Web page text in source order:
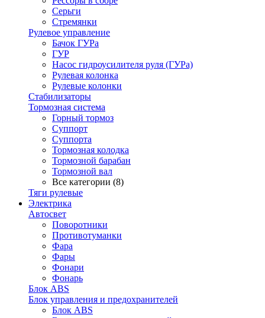
Серьги
Стремянки
Рулевое управление
Бачок ГУРа
ГУР
Насос гидроусилителя руля (ГУРа)
Рулевая колонка
Рулевые колонки
Стабилизаторы
Тормозная система
Горный тормоз
Суппорт
Суппорта
Тормозная колодка
Тормозной барабан
Тормозной вал
Все категории (8)
Тяги рулевые
Электрика
Автосвет
Поворотники
Противотуманки
Фара
Фары
Фонари
Фонарь
Блок ABS
Блок управления и предохранителей
Блок ABS